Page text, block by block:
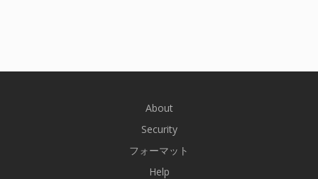
About
Security
フォーマット
Help